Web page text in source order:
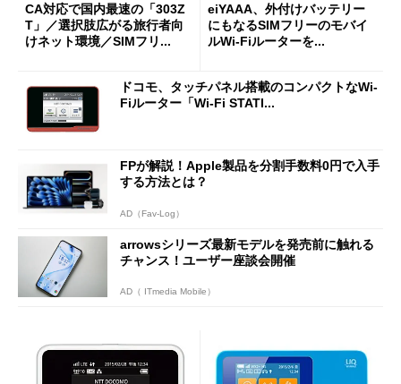
CA対応で国内最速の「303Z
T」／選択肢広がる旅行者向
けネット環境／SIMフリ...
eiYAAA、外付けバッテリー
にもなるSIMフリーのモバイ
ルWi-Fiルーターを...
ドコモ、タッチパネル搭載のコンパクトなWi-
Fiルーター「Wi-Fi STATI...
FPが解説！Apple製品を分割手数料0円で入手
する方法とは？
AD（Fav-Log）
arrowsシリーズ最新モデルを発売前に触れる
チャンス！ユーザー座談会開催
AD（ ITmedia Mobile）